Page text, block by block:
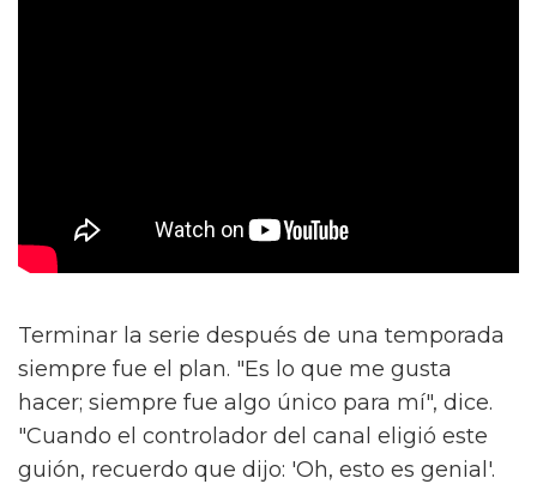
Terminar la serie después de una temporada
siempre fue el plan. "Es lo que me gusta
hacer; siempre fue algo único para mí", dice.
"Cuando el controlador del canal eligió este
guión, recuerdo que dijo: 'Oh, esto es genial'.